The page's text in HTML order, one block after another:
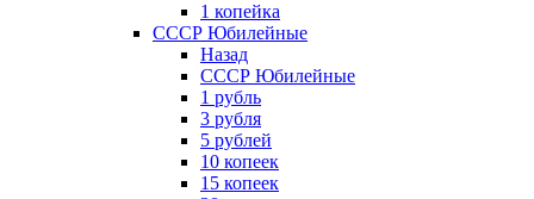
1 копейка
СССР Юбилейные
Назад
СССР Юбилейные
1 рубль
3 рубля
5 рублей
10 копеек
15 копеек